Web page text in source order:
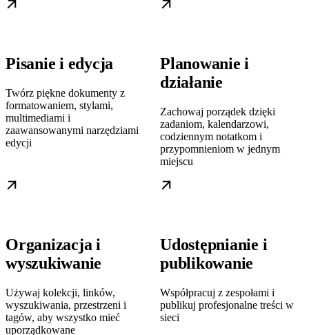
Pisanie i edycja
Twórz piękne dokumenty z
formatowaniem, stylami,
multimediami i
zaawansowanymi narzędziami
edycji
Planowanie i
działanie
Zachowaj porządek dzięki
zadaniom, kalendarzowi,
codziennym notatkom i
przypomnieniom w jednym
miejscu
Organizacja i
wyszukiwanie
Używaj kolekcji, linków,
wyszukiwania, przestrzeni i
tagów, aby wszystko mieć
uporządkowane
Udostępnianie i
publikowanie
Współpracuj z zespołami i
publikuj profesjonalne treści w
sieci